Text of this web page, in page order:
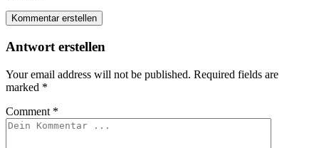
Kommentar erstellen
Antwort erstellen
Your email address will not be published. Required fields are
marked *
Comment *